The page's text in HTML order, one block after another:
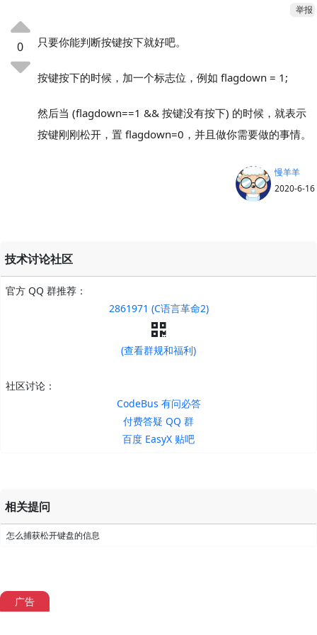
举报
0 只要你能判断按键按下就好吧。
按键按下的时候，加一个标志位，例如 flagdown = 1;
然后当 (flagdown==1 && 按键没有按下) 的时候，就表示
按键刚刚松开，置 flagdown=0，并且做你需要做的事情。
慢羊羊
2020-6-16
技术讨论社区
官方 QQ 群推荐：
2861971 (C语言革命2)
(查看群规和福利)
社区讨论：
CodeBus 有问必答
付费答疑 QQ 群
百度 EasyX 贴吧
相关提问
怎么捕获松开键盘的信息
广告